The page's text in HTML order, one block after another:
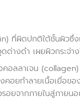
ที่ผิดปกติใต้ชั้นผิวซึ่ง
างดำ เผยผิวกระจ่า
อลลาเจน
คอยทำลายเนื้อเยื่อข
อยจากภายในสู่ภายน